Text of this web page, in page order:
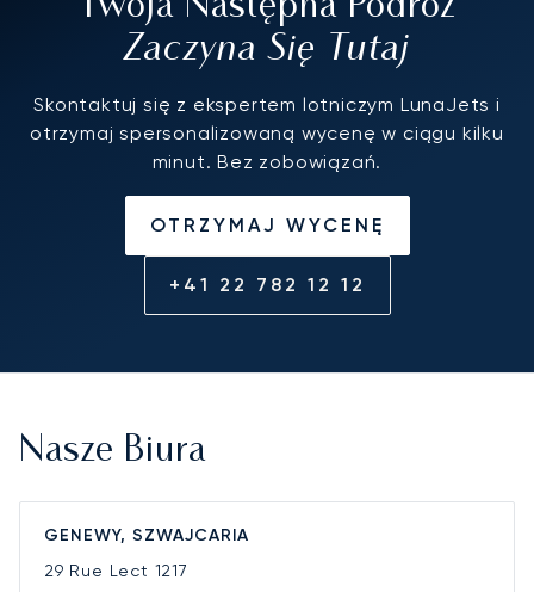
Twoja Następna Podróż
Zaczyna Się Tutaj
Skontaktuj się z ekspertem lotniczym LunaJets i
otrzymaj spersonalizowaną wycenę w ciągu kilku
minut. Bez zobowiązań.
OTRZYMAJ WYCENĘ
+41 22 782 12 12
Nasze Biura
GENEWY, SZWAJCARIA
29 Rue Lect 1217